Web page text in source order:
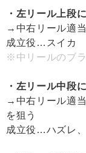
・左リール上段
→中右リール適
成立役…スイカ
※中リールのブ
・左リール中段
→中右リール適
を狙う
成立役…ハズレ